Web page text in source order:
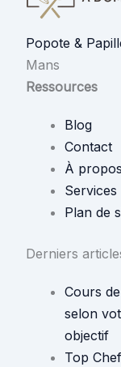
Popote &
Mans
Ressources
Blog
Contact
À propos
Services
Plan de
Derniers
Cours
selon
objectif
Top